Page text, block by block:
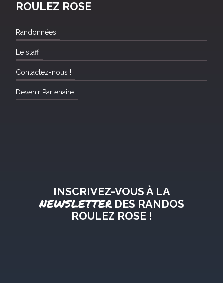
ROULEZ ROSE
Randonnées
Le staff
Contactez-nous !
Devenir Partenaire
INSCRIVEZ-VOUS À LA
NEWSLETTERDES RANDOS
ROULEZ ROSE !